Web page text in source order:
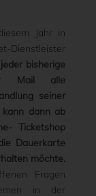
Jahr in
bisherige
Mail alle
seiner
dann ab
Ticketshop
Dauerkarte
möchte.
Fragen
in der